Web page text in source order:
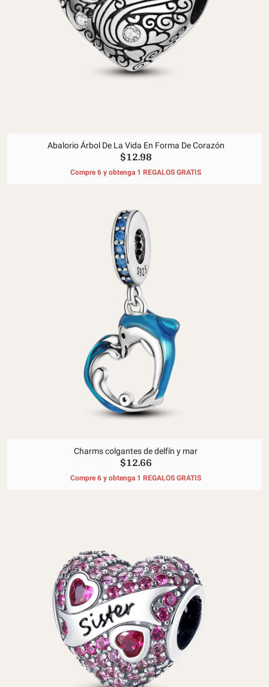
Abalorio Árbol De La Vida En Forma De Corazón
$12.98
Compre 6 y obtenga 1 REGALOS GRATIS
Charms colgantes de delfín y mar
$12.66
Compre 6 y obtenga 1 REGALOS GRATIS